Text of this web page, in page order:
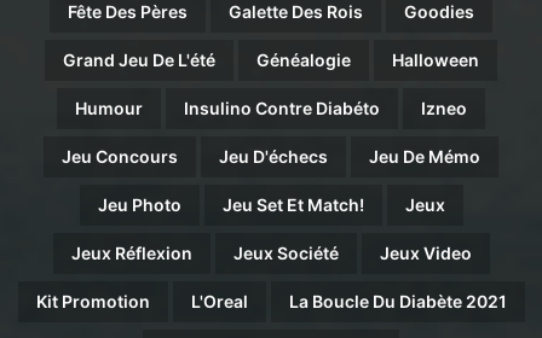
Fête Des Pères Galette Des Rois Goodies
Grand Jeu De L'été Généalogie Halloween
Humour Insulino Contre Diabéto Izneo
Jeu Concours Jeu D'échecs Jeu De Mémo
Jeu Photo Jeu Set Et Match! Jeux
Jeux Réflexion Jeux Société Jeux Video
Kit Promotion L'Oreal La Boucle Du Diabète 2021